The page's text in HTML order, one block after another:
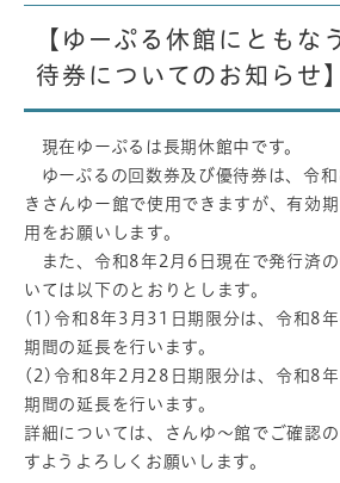
【ゆーぷる休館にともな
待券についてのお知らせ】
現在ゆーぷるは長期休館中です。
ゆーぷるの回数券及び優待券は、令
きさんゆー館で使用できますが、有効
用をお願いします。
また、令和8年2月6日現在で発行済の
いては以下のとおりとします。
(1)令和8年3月31日期限分は、令和8
期間の延長を行います。
(2)令和8年2月28日期限分は、令和8
期間の延長を行います。
詳細については、さんゆ～館でご確認
すようよろしくお願いします。